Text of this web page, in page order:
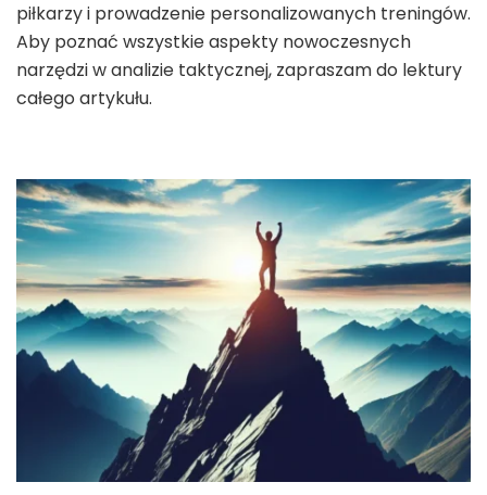
piłkarzy i prowadzenie personalizowanych treningów.
Aby poznać wszystkie aspekty nowoczesnych
narzędzi w analizie taktycznej, zapraszam do lektury
całego artykułu.